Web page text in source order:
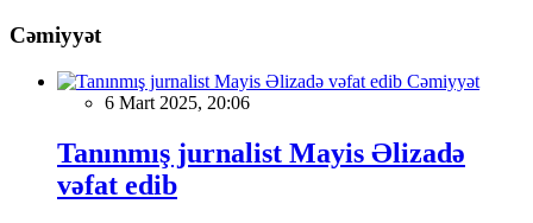
Cəmiyyət
Cəmiyyət
6 Mart 2025, 20:06
Tanınmış jurnalist Mayis Əlizadə
vəfat edib